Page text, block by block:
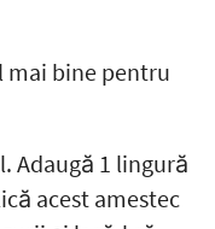
mai bine pentru
Adaugă 1 lingură
acest amestec